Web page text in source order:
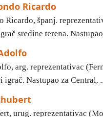
Ricardo
Ricardo, španj.
sredine terena.
arg. reprezentativac
igrač. Nastupao za Central,
urug. reprezentativac